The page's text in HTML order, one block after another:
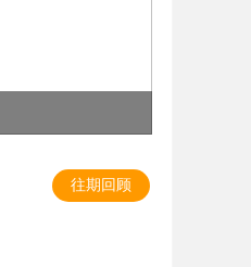
往期回顾